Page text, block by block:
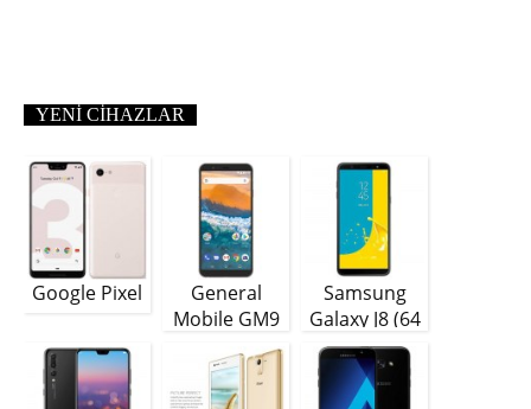
YENI CIHAZLAR
Google Pixel
General
Mobile GM9
Samsung
Galaxy J8 (64
GB)